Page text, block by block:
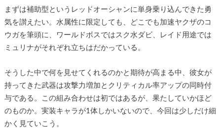
まずは補助型というレッドオーシャンに単身乗り込んできた勇
気を讃えたい。水属性に限定しても、どこでも加速ヤクザのコ
ウガを筆頭に、ワールドボスではスク水ダビ、レイド用途では
ミュリナがそれぞれ立ちはだかっている。
そうした中で何を見せてくれるのかと期待が高まる中、彼女が
持ってきた武器は攻撃力増加とクリティカル率アップの同時付
与である。この組み合わせは初ではあるが、果たしていかほど
のものか。実装キャラが1体しかいないので、今回は少しだけ細
かく見ていこう。